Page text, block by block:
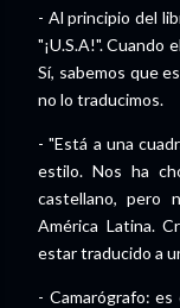
- Al principio del
"¡U.S.A!". Cuando
Sí, sabemos que
no lo traducimos.
- "Está a una
estilo. Nos ha
castellano, pero
América Latina.
estar traducido a
- Camarógrafo: